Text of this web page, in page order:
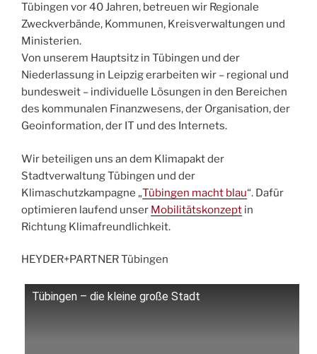
Tübingen vor 40 Jahren, betreuen wir Regionale
Zweckverbände, Kommunen, Kreisverwaltungen und
Ministerien.
Von unserem Hauptsitz in Tübingen und der
Niederlassung in Leipzig erarbeiten wir – regional und
bundesweit – individuelle Lösungen in den Bereichen
des kommunalen Finanzwesens, der Organisation, der
Geoinformation, der IT und des Internets.
Wir beteiligen uns an dem Klimapakt der
Stadtverwaltung Tübingen und der
Klimaschutzkampagne „Tübingen macht blau“. Dafür
optimieren laufend unser Mobilitätskonzept in
Richtung Klimafreundlichkeit.
HEYDER+PARTNER Tübingen
Tübingen – die kleine große Stadt